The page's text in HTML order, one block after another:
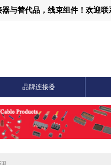
与替代品，线束组件！欢迎
品牌连接器